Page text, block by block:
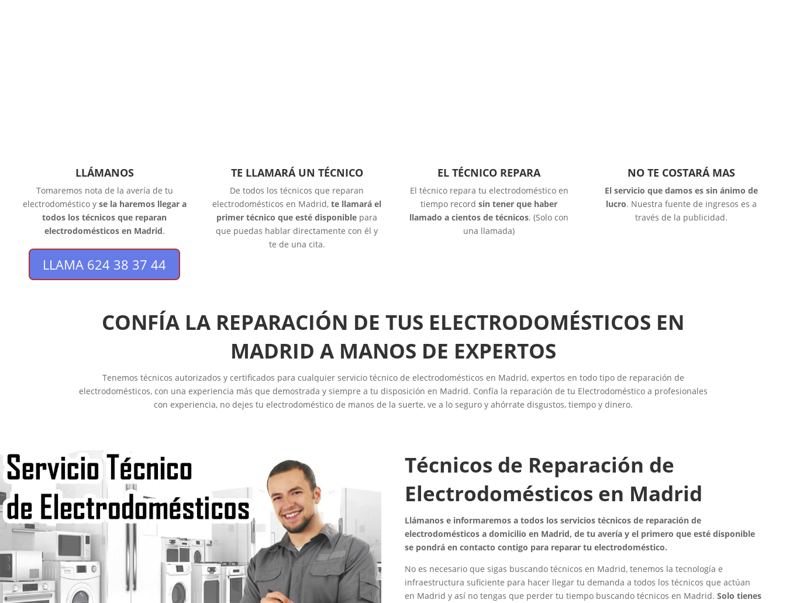
LLÁMANOS
Tomaremos nota de la avería de tu
electrodoméstico y se la haremos llegar a
todos los técnicos que reparan
electrodomésticos en Madrid.
LLAMA 624 38 37 44
TE LLAMARÁ UN TÉCNICO
De todos los técnicos que reparan
electrodomésticos en Madrid,te llamará el
primer técnico que esté disponible para
que puedas hablar directamente con él y
te de una cita.
EL TÉCNICO REPARA
El técnico repara tu electrodoméstico en
tiempo recordsin tener que haber
llamado a cientos de técnicos. (Solo con
una llamada)
NO TE COSTARÁ MAS
El servicio que damos es sin ánimo de
lucro. Nuestra fuente de ingresos es a
través de la publicidad.
CONFÍA LA REPARACIÓN DE TUS ELECTRODOMÉSTICOS EN
MADRID A MANOS DE EXPERTOS
Tenemos técnicos autorizados y certificados para cualquier servicio técnico de electrodomésticos en Madrid, expertos en todo tipo de reparación de
electrodomésticos, con una experiencia más que demostrada y siempre a tu disposición en Madrid. Confía la reparación de tu Electrodoméstico a profesionales
con experiencia, no dejes tu electrodoméstico de manos de la suerte, ve a lo seguro y ahórrate disgustos, tiempo y dinero.
Técnicos de Reparación de
Electrodomésticos en Madrid
Llámanos e informaremos a todos los servicios técnicos de reparación de
electrodomésticos a domicilio en Madrid, de tu avería y el primero que esté disponible
se pondrá en contacto contigo para reparar tu electrodoméstico.
No es necesario que sigas buscando técnicos en Madrid, tenemos la tecnología e
infraestructura suficiente para hacer llegar tu demanda a todos los técnicos que actúan
en Madrid y así no tengas que perder tu tiempo buscando técnicos en Madrid.Solo tienes